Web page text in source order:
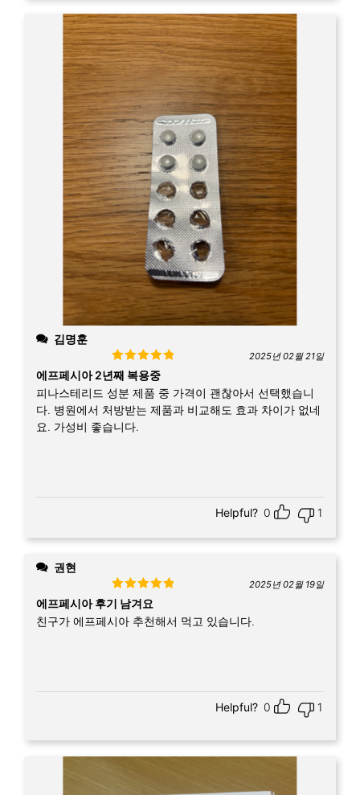
김명훈
Rated5out
of 5
2025년 02월 21일
에프페시아 2년째 복용중
피나스테리드 성분 제품 중 가격이 괜찮아서 선택했습니
다. 병원에서 처방받는 제품과 비교해도 효과 차이가 없네
요. 가성비 좋습니다.
Helpful? 0 1
권현
Rated5out
of 5
2025년 02월 19일
에프페시아 후기 남겨요
친구가 에프페시아 추천해서 먹고 있습니다.
Helpful? 0 1